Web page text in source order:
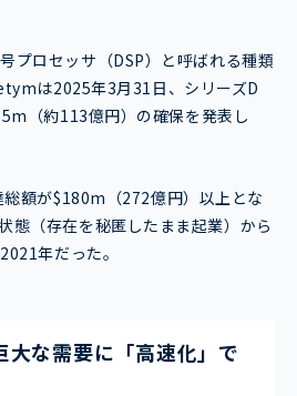
プロセッサ（DSP）と呼ばれる種類
は2025年3月31日、シリーズD
（約113億円）の確保を発表し
額が$180m（272億円）以上とな
態（存在を秘匿したまま起業）から
年だった。
大な需要に「高速化」で